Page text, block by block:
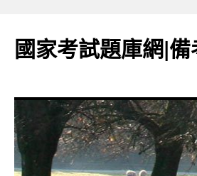
國家考試題庫網|